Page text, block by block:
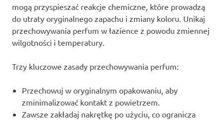
mogą przyspieszać reakcje chemiczne, które prowadzą
do utraty oryginalnego zapachu i zmiany koloru. Unikaj
przechowywania perfum w łazience z powodu zmiennej
wilgotności i temperatury.
Trzy kluczowe zasady przechowywania perfum:
Przechowuj w oryginalnym opakowaniu, aby
zminimalizować kontakt z powietrzem.
Zawsze zakładaj nakrętkę po użyciu, co ogranicza